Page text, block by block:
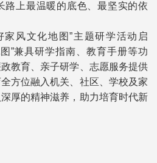
路上最温暖的底色、最坚实的依
风文化地图”主题研学活动启
”兼具研学指南、教育手册等功
教育、亲子研学、志愿服务提供
方位融入机关、社区、学校及家
厚的精神滋养，助力培育时代新